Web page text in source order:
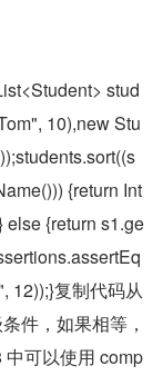
stud
10),new Stu
{return Int
else {return s1.ge
12));}复制代码从
件，如果相等，
可以使用 comp